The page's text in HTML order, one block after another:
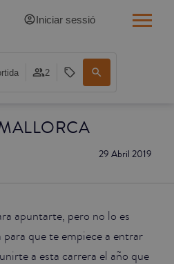
29 Abril 2019
apuntarte, pero no lo es
que te empiece a entrar
a esta carrera el año que
Iniciar sessió
2